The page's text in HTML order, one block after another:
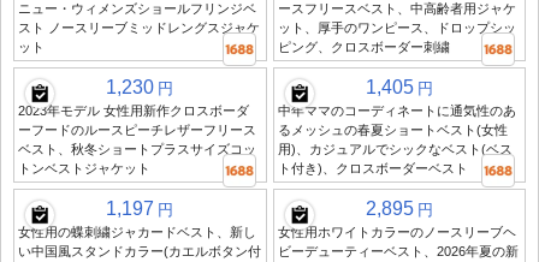
ニュー・ウィメンズショールフリンジベ
スト ノースリーブミッドレングスジャケ
ット
ースフリースベスト、中高齢者用ジャケ
ット、厚手のワンピース、ドロップシッ
ピング、クロスボーダー刺繍
1,230 円
2023年モデル 女性用新作クロスボーダ
ーフードのルースピーチレザーフリース
ベスト、秋冬ショートプラスサイズコッ
トンベストジャケット
1,405 円
中年ママのコーディネートに通気性のあ
るメッシュの春夏ショートベスト(女性
用)、カジュアルでシックなベスト(ベス
ト付き)、クロスボーダーベスト
1,197 円
女性用の蝶刺繍ジャカードベスト、新し
い中国風スタンドカラー(カエルボタン付
2,895 円
女性用ホワイトカラーのノースリーブヘ
ビーデューティーベスト、2026年夏の新